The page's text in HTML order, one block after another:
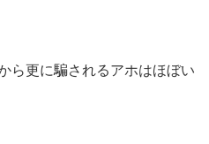
ら更に騙されるアホはほぼい